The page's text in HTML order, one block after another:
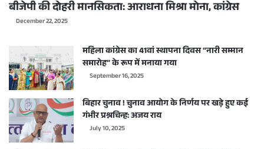
बीजेपी की दोहरी मानसिकता: आराधना मिश्रा मोना, कांग्रेस
December 22, 2025
महिला कांग्रेस का 41वां स्थापना दिवस “नारी सम्मान
समारोह” के रूप में मनाया गया
September 16, 2025
बिहार चुनाव ! चुनाव आयोग के निर्णय पर खड़े हुए कई
गंभीर प्रश्नचिन्ह: अजय राय
July 10, 2025